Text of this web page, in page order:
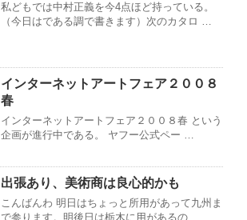
私どもでは中村正義を今4点ほど持っている。
（今日はである調で書きます）次のカタロ …
インターネットアートフェア２００８
春
インターネットアートフェア２００８春 という
企画が進行中である。 ヤフー公式ペー …
出張あり、美術商は良心的かも
こんばんわ 明日はちょっと所用があって九州ま
で参ります。明後日は栃木に用があるの …